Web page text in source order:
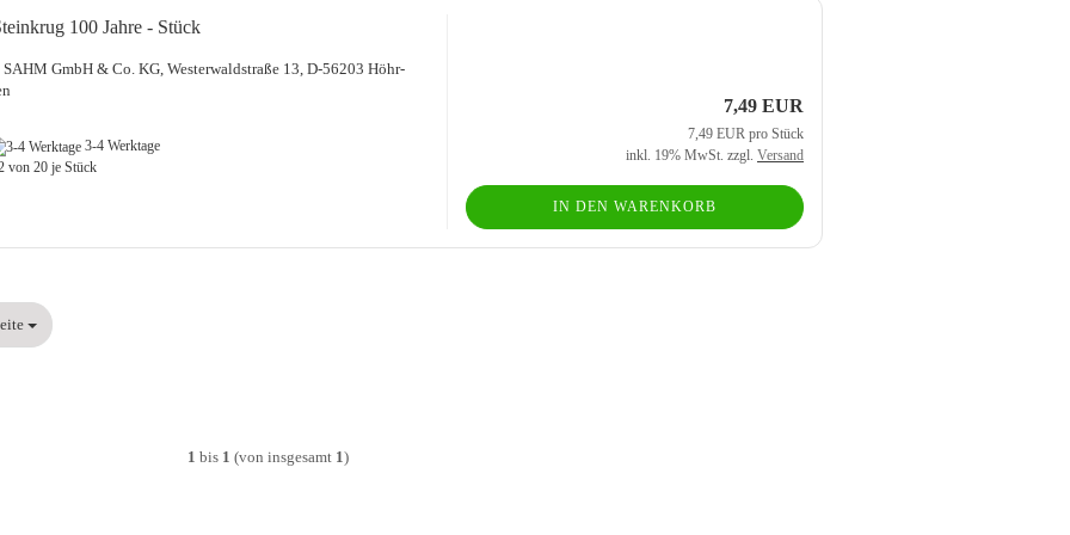
100 Jahre - Stück
SAHM GmbH & Co. KG, Wes­ter­wald­stra­ße 13, D-​56203 Höhr-​
3-4 Werktage
von 20 je Stück
7,49 EUR
7,49 EUR pro Stück
inkl. 19% MwSt. zzgl. Versand
IN DEN WARENKORB
1 bis 1 (von insgesamt 1)